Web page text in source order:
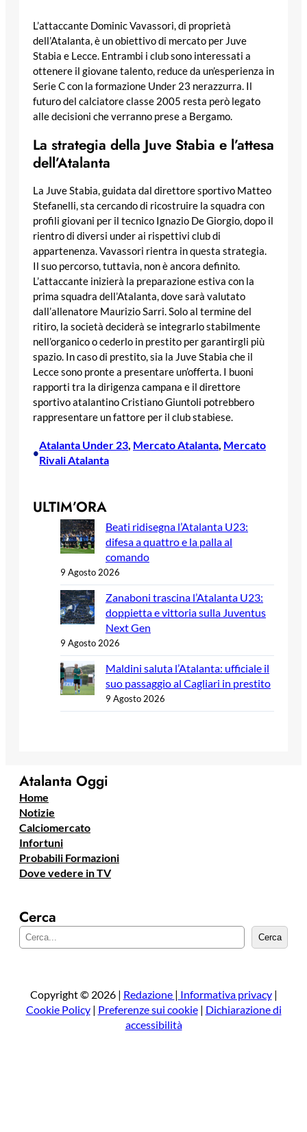
L’attaccante Dominic Vavassori, di proprietà
dell’Atalanta, è un obiettivo di mercato per Juve
Stabia e Lecce. Entrambi i club sono interessati a
ottenere il giovane talento, reduce da un’esperienza in
Serie C con la formazione Under 23 nerazzurra. Il
futuro del calciatore classe 2005 resta però legato
alle decisioni che verranno prese a Bergamo.
La strategia della Juve Stabia e l’attesa
dell’Atalanta
La Juve Stabia, guidata dal direttore sportivo Matteo
Stefanelli, sta cercando di ricostruire la squadra con
profili giovani per il tecnico Ignazio De Giorgio, dopo il
rientro di diversi under ai rispettivi club di
appartenenza. Vavassori rientra in questa strategia.
Il suo percorso, tuttavia, non è ancora definito.
L’attaccante inizierà la preparazione estiva con la
prima squadra dell’Atalanta, dove sarà valutato
dall’allenatore Maurizio Sarri. Solo al termine del
ritiro, la società deciderà se integrarlo stabilmente
nell’organico o cederlo in prestito per garantirgli più
spazio. In caso di prestito, sia la Juve Stabia che il
Lecce sono pronte a presentare un’offerta. I buoni
rapporti tra la dirigenza campana e il direttore
sportivo atalantino Cristiano Giuntoli potrebbero
rappresentare un fattore per il club stabiese.
•
Atalanta Under 23, Mercato Atalanta, Mercato
Rivali Atalanta
ULTIM’ORA
Beati ridisegna l’Atalanta U23:
difesa a quattro e la palla al
comando
9 Agosto 2026
Zanaboni trascina l’Atalanta U23:
doppietta e vittoria sulla Juventus
Next Gen
9 Agosto 2026
Maldini saluta l’Atalanta: ufficiale il
suo passaggio al Cagliari in prestito
9 Agosto 2026
Atalanta Oggi
Home
Notizie
Calciomercato
Infortuni
Probabili Formazioni
Dove vedere in TV
Cerca
e
a
Cerca
Copyright © 2026 | Redazione | Informativa privacy|
Cookie Policy| Preferenze sui cookie| Dichiarazione di
accessibilità